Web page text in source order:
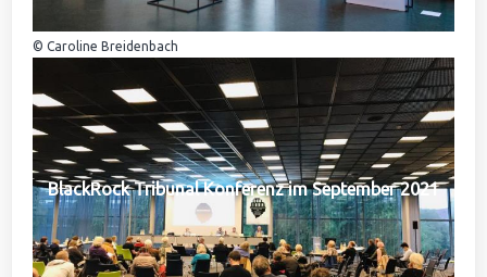
© Caroline Breidenbach
BlackRock Tribunal Konferenz im September 2021